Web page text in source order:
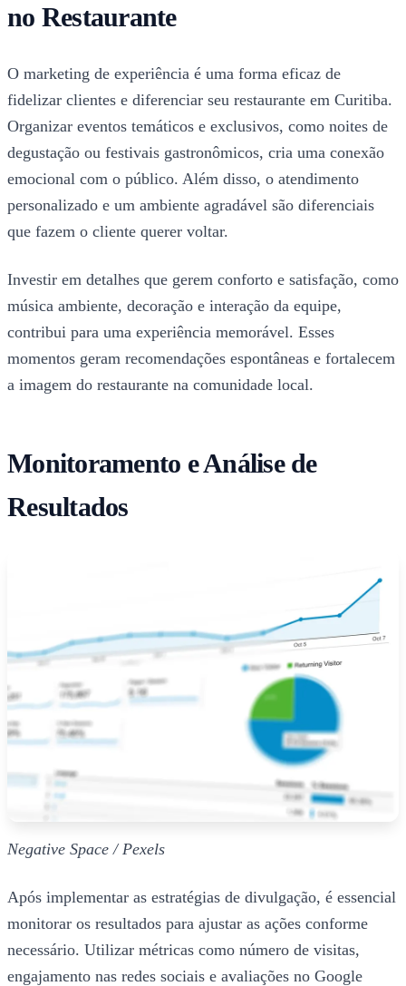
no Restaurante
O marketing de experiência é uma forma eficaz de
fidelizar clientes e diferenciar seu restaurante em Curitiba.
Organizar eventos temáticos e exclusivos, como noites de
degustação ou festivais gastronômicos, cria uma conexão
emocional com o público. Além disso, o atendimento
personalizado e um ambiente agradável são diferenciais
que fazem o cliente querer voltar.
Investir em detalhes que gerem conforto e satisfação, como
música ambiente, decoração e interação da equipe,
contribui para uma experiência memorável. Esses
momentos geram recomendações espontâneas e fortalecem
a imagem do restaurante na comunidade local.
Monitoramento e Análise de
Resultados
Negative Space / Pexels
Após implementar as estratégias de divulgação, é essencial
monitorar os resultados para ajustar as ações conforme
necessário. Utilizar métricas como número de visitas,
engajamento nas redes sociais e avaliações no Google